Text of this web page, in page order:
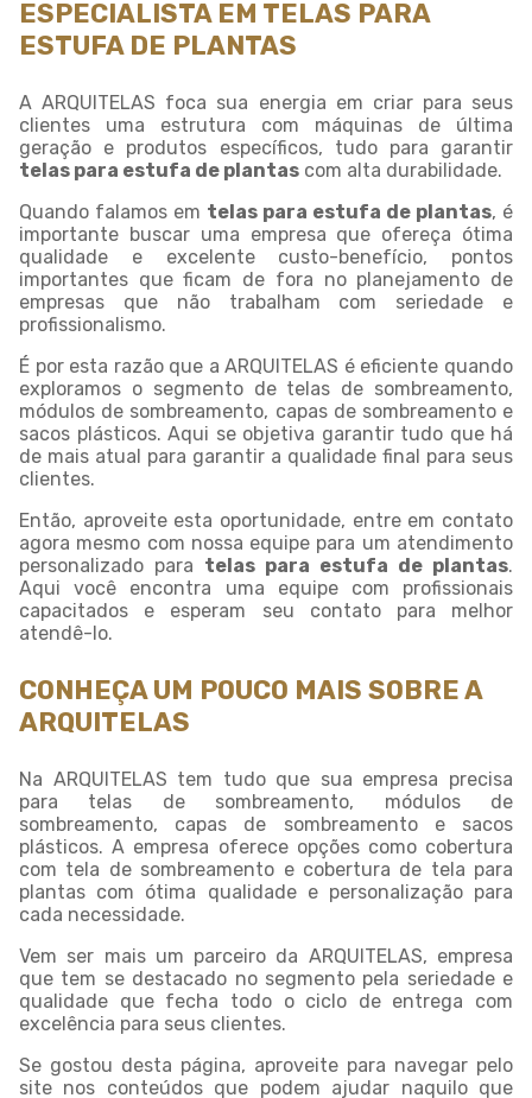
ESPECIALISTA EM TELAS PARA
ESTUFA DE PLANTAS
A ARQUITELAS foca sua energia em criar para seus
clientes uma estrutura com máquinas de última
geração e produtos específicos, tudo para garantir
telas para estufa de plantas com alta durabilidade.
Quando falamos em telas para estufa de plantas, é
importante buscar uma empresa que ofereça ótima
qualidade e excelente custo-benefício, pontos
importantes que ficam de fora no planejamento de
empresas que não trabalham com seriedade e
profissionalismo.
É por esta razão que a ARQUITELAS é eficiente quando
exploramos o segmento de telas de sombreamento,
módulos de sombreamento, capas de sombreamento e
sacos plásticos. Aqui se objetiva garantir tudo que há
de mais atual para garantir a qualidade final para seus
clientes.
Então, aproveite esta oportunidade, entre em contato
agora mesmo com nossa equipe para um atendimento
personalizado para telas para estufa de plantas.
Aqui você encontra uma equipe com profissionais
capacitados e esperam seu contato para melhor
atendê-lo.
CONHEÇA UM POUCO MAIS SOBRE A
ARQUITELAS
Na ARQUITELAS tem tudo que sua empresa precisa
para telas de sombreamento, módulos de
sombreamento, capas de sombreamento e sacos
plásticos. A empresa oferece opções como cobertura
com tela de sombreamento e cobertura de tela para
plantas com ótima qualidade e personalização para
cada necessidade.
Vem ser mais um parceiro da ARQUITELAS, empresa
que tem se destacado no segmento pela seriedade e
qualidade que fecha todo o ciclo de entrega com
excelência para seus clientes.
Se gostou desta página, aproveite para navegar pelo
site nos conteúdos que podem ajudar naquilo que